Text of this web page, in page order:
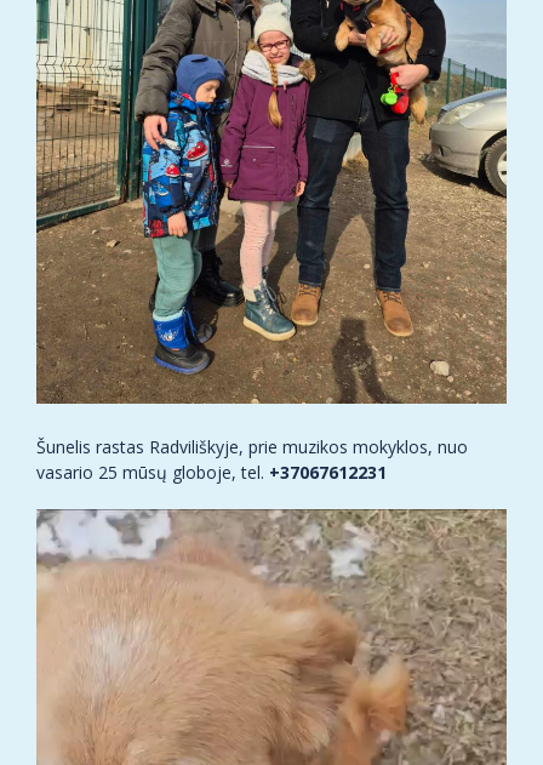
Šunelis rastas Radviliškyje, prie muzikos mokyklos, nuo
vasario 25 mūsų globoje, tel. +37067612231
Video
grotuvas